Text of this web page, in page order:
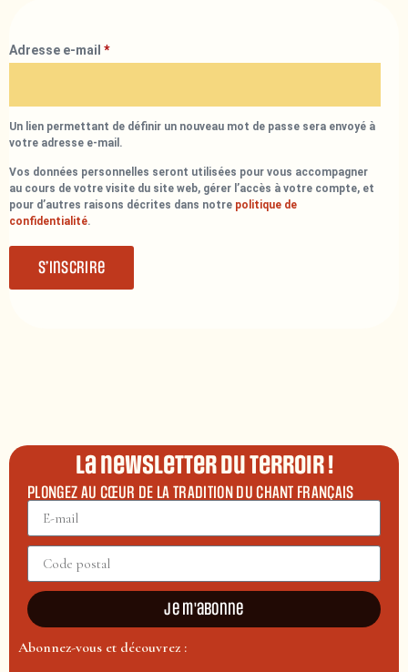
Adresse e-mail *
Un lien permettant de définir un nouveau mot de passe sera envoyé à
votre adresse e-mail.
Vos données personnelles seront utilisées pour vous accompagner
au cours de votre visite du site web, gérer l’accès à votre compte, et
pour d’autres raisons décrites dans notre politique de
confidentialité.
S’inscrire
La newsletter du terroir !
PLONGEZ AU CŒUR DE LA TRADITION DU CHANT FRANÇAIS
Je m'abonne
Abonnez-vous et découvrez :